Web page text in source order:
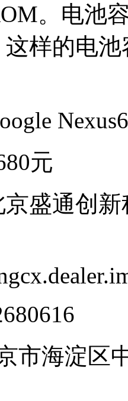
。电池
样的电
元
盛通创
市海淀区